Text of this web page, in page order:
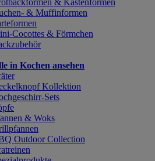
& Kastenformen
& Muffinformen
Cocottes & Förmchen
in Kochen ansehen
Kollektion
Sets
& Woks
Outdoor Collection